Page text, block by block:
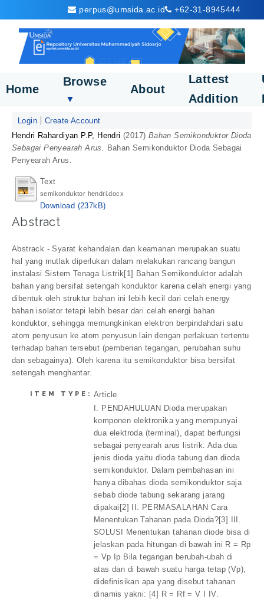
perpus@umsida.ac.id +62-31-8945444
Home
Browse
▼
About
Lattest
Addition
Login
Create Account
Hendri Rahardiyan P.P, Hendri (2017) Bahan Semikonduktor Dioda
Sebagai Penyearah Arus. Bahan Semikonduktor Dioda Sebagai
Penyearah Arus.
Text
semikonduktor hendri.docx
Download (237kB)
Abstract
Abstrack - Syarat kehandalan dan keamanan merupakan suatu
hal yang mutlak diperlukan dalam melakukan rancang bangun
instalasi Sistem Tenaga Listrik[1] Bahan Semikonduktor adalah
bahan yang bersifat setengah konduktor karena celah energi yang
dibentuk oleh struktur bahan ini lebih kecil dari celah energy
bahan isolator tetapi lebih besar dari celah energi bahan
konduktor, sehingga memungkinkan elektron berpindahdari satu
atom penyusun ke atom penyusun lain dengan perlakuan tertentu
terhadap bahan tersebut (pemberian tegangan, perubahan suhu
dan sebagainya). Oleh karena itu semikonduktor bisa bersifat
setengah menghantar.
ITEM TYPE: Article
I. PENDAHULUAN Dioda merupakan
komponen elektronika yang mempunyai
dua elektroda (terminal), dapat berfungsi
sebagai penyearah arus listrik. Ada dua
jenis dioda yaitu dioda tabung dan dioda
semikonduktor. Dalam pembahasan ini
hanya dibahas dioda semikonduktor saja
sebab diode tabung sekarang jarang
dipakai[2] II. PERMASALAHAN Cara
Menentukan Tahanan pada Dioda?[3] III.
SOLUSI Menentukan tahanan diode bisa di
jelaskan pada hitungan di bawah ini R = Rp
= Vp Ip Bila tegangan berubah-ubah di
atas dan di bawah suatu harga tetap (Vp),
didefinisikan apa yang disebut tahanan
dinamis yakni: [4] R = Rf = V I IV.